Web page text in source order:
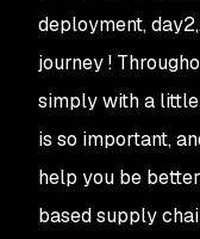
deployment,
journey !
simply with a
is so important,
help you be
based supply